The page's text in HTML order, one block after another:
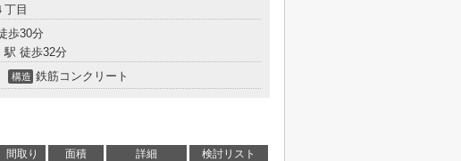
丁目
歩30分
駅 徒歩32分
構造 鉄筋コンクリート
間取り 面積 詳細
検討リスト